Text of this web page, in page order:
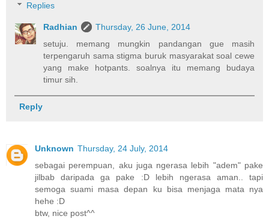
Replies
Radhian
Thursday, 26 June, 2014
setuju. memang mungkin pandangan gue masih
terpengaruh sama stigma buruk masyarakat soal cewe
yang make hotpants. soalnya itu memang budaya
timur sih.
Reply
Unknown Thursday, 24 July, 2014
sebagai perempuan, aku juga ngerasa lebih "adem" pake
jilbab daripada ga pake :D lebih ngerasa aman.. tapi
semoga suami masa depan ku bisa menjaga mata nya
hehe :D
btw, nice post^^